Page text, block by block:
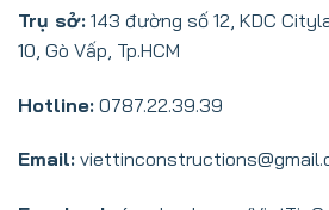
Trụ sở: 143 đường số 12, KDC
10, Gò Vấp, Tp.HCM
Hotline: 0787.22.39.39
Email: